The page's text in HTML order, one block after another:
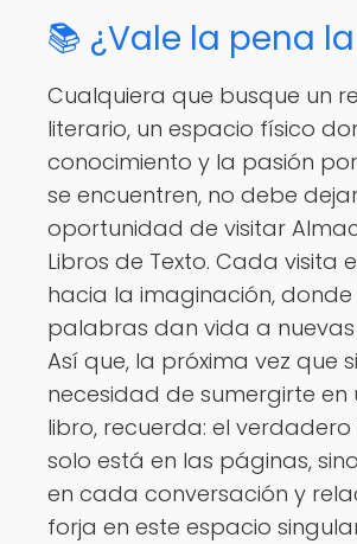
📚 ¿Vale la pena
Cualquiera que busque un
literario, un espacio físico
conocimiento y la pasión
se encuentren, no debe
oportunidad de visitar
Libros de Texto. Cada visita
hacia la imaginación, donde
palabras dan vida a
Así que, la próxima vez que
necesidad de sumergirte en
libro, recuerda: el
solo está en las páginas,
en cada conversación y
forja en este espacio